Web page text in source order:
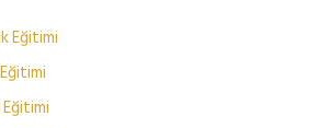
Eğitimi